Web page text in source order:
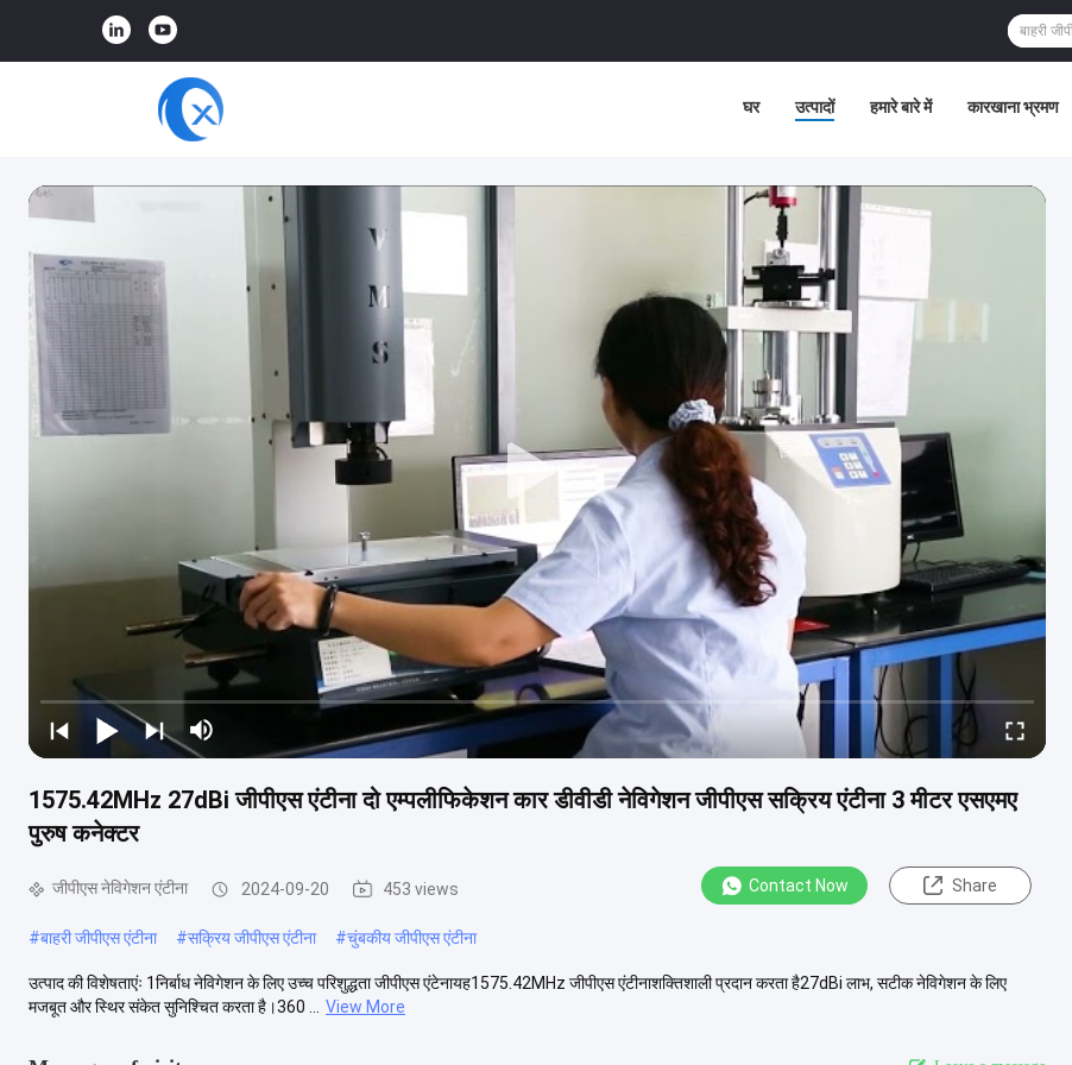
घर उत्पादों हमारे बारे में कारखाना भ्रमण
1575.42MHz 27dBi जीपीएस एंटीना दो एम्पलीफिकेशन कार डीवीडी नेविगेशन जीपीएस सक्रिय एंटीना 3 मीटर एसएमए
पुरुष कनेक्टर
जीपीएस नेविगेशन एंटीना 2024-09-20 453 views Contact Now Share
#बाहरी जीपीएस एंटीना #सक्रिय जीपीएस एंटीना #चुंबकीय जीपीएस एंटीना
उत्पाद की विशेषताएंः 1निर्बाध नेविगेशन के लिए उच्च परिशुद्धता जीपीएस एंटेनायह1575.42MHz जीपीएस एंटीनाशक्तिशाली प्रदान करता है27dBi लाभ, सटीक नेविगेशन के लिए
मजबूत और स्थिर संकेत सुनिश्चित करता है।360 ...
View More